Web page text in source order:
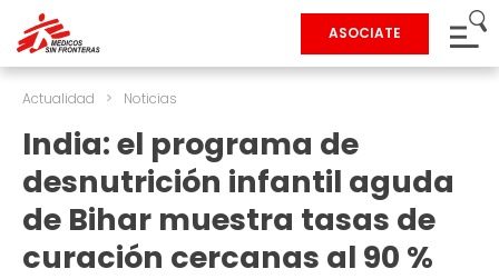
ASOCIATE
Actualidad > Noticias
India: el programa de
desnutrición infantil aguda
de Bihar muestra tasas de
curación cercanas al 90 %